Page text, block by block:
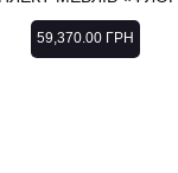
59,370.00 ГРН